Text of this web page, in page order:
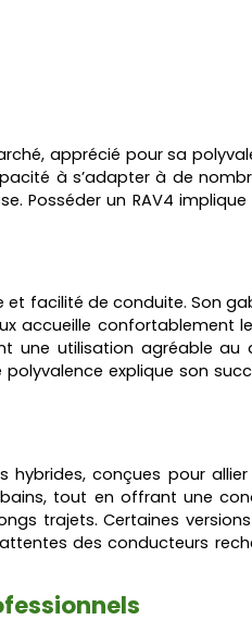
apprécié pour sa
à s’adapter à de
Posséder un RAV4
facilité de conduite. Son
accueille
une utilisation agréable au
explique son
hybrides, conçues pour
tout en offrant une
trajets. Certaines
des conducteurs